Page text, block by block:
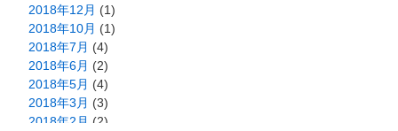
2018年12月 (1)
2018年10月 (1)
2018年7月 (4)
2018年6月 (2)
2018年5月 (4)
2018年3月 (3)
2018年2月 (2)